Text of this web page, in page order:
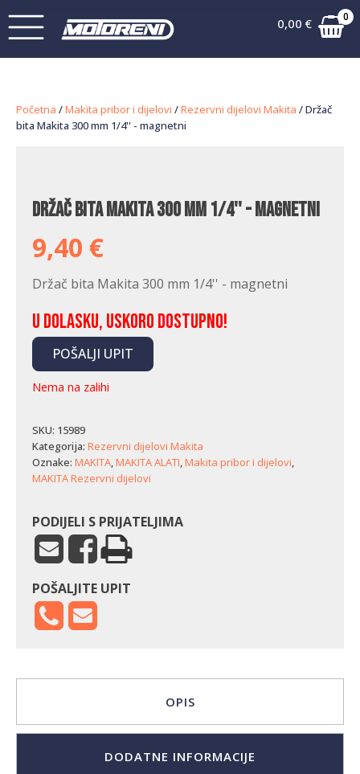
0,00 € 0
Početna /Makita pribor i dijelovi /Rezervni dijelovi Makita / Držač
bita Makita 300 mm 1/4'' - magnetni
Držač bita Makita 300 mm 1/4'' - magnetni
9,40 €
Držač bita Makita 300 mm 1/4'' - magnetni
U dolasku, uskoro dostupno!
POŠALJI UPIT
Nema na zalihi
SKU: 15989
Kategorija: Rezervni dijelovi Makita
Oznake: MAKITA,MAKITA ALATI,Makita pribor i dijelovi,
MAKITA Rezervni dijelovi
PODIJELI S PRIJATELJIMA
POŠALJITE UPIT
OPIS
DODATNE INFORMACIJE